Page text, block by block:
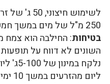
לשימוש
250 מ"ל של מים במשך חמש דקות.
בטיחות: החילבה הוא צמח
השונים לא דווח על